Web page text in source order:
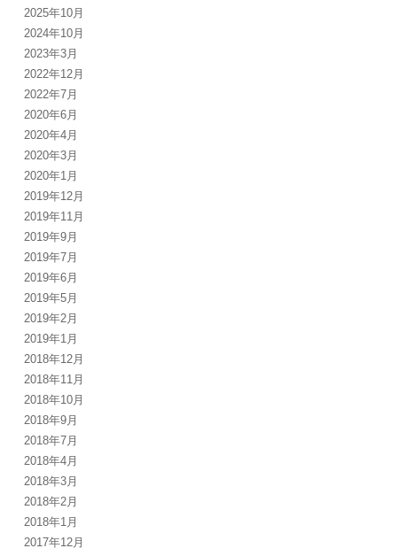
2025年10月
2024年10月
2023年3月
2022年12月
2022年7月
2020年6月
2020年4月
2020年3月
2020年1月
2019年12月
2019年11月
2019年9月
2019年7月
2019年6月
2019年5月
2019年2月
2019年1月
2018年12月
2018年11月
2018年10月
2018年9月
2018年7月
2018年4月
2018年3月
2018年2月
2018年1月
2017年12月